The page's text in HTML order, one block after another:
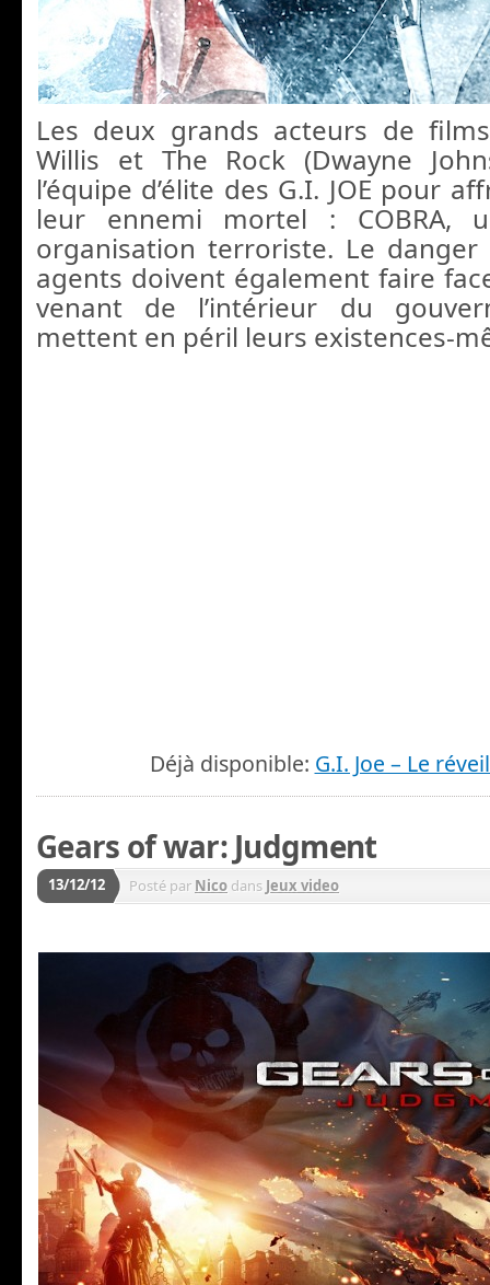
Les deux grands acteurs de
Willis et The Rock (Dwayne
l’équipe d’élite des G.I. JOE pour
leur ennemi mortel : COBRA,
organisation terroriste. Le
agents doivent également faire
venant de l’intérieur du
mettent en péril leurs existences-
Déjà disponible: G.I. Joe – Le
Gears of war: Judgment
13/12/12 Posté par Nico dans Jeux video